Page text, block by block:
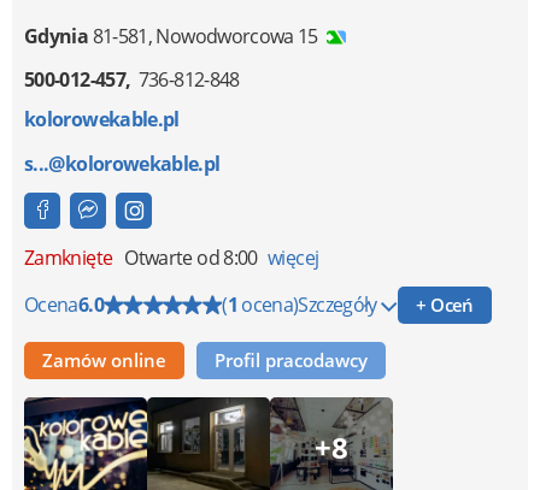
Gdynia81-581,Nowodworcowa 15
500-012-457 736-812-848
kolorowekable.pl
s...@kolorowekable.pl
Zamknięte Otwarte od 8:00 więcej
Ocena6.0 (1 ocena)Szczegóły + Oceń
Zamów online Profil pracodawcy
+8